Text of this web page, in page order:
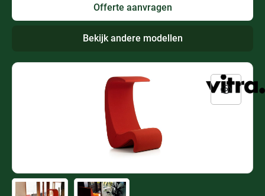
Offerte aanvragen
Bekijk andere modellen